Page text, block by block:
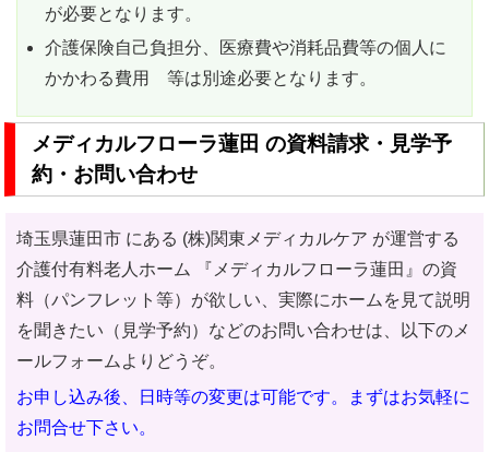
が必要となります。
介護保険自己負担分、医療費や消耗品費等の個人に
かかわる費用 等は別途必要となります。
メディカルフローラ蓮田 の資料請求・見学予
約・お問い合わせ
埼玉県蓮田市 にある (株)関東メディカルケア が運営する
介護付有料老人ホーム
『メディカルフローラ蓮田』の資
料（パンフレット等）が欲しい、実際にホームを見て説明
を聞きたい（見学予約）などのお問い合わせは、以下のメ
ールフォームよりどうぞ。
お申し込み後、日時等の変更は可能です。まずはお気軽に
お問合せ下さい。